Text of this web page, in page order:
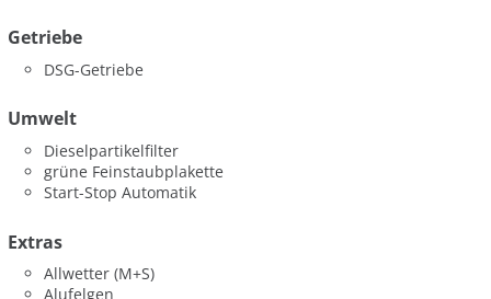
Getriebe
DSG-Getriebe
Umwelt
Dieselpartikelfilter
grüne Feinstaubplakette
Start-Stop Automatik
Extras
Allwetter (M+S)
Alufelgen